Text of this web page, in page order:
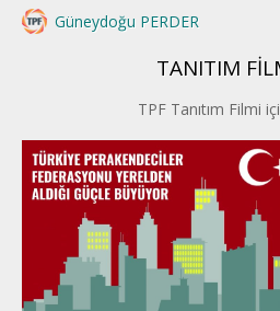
Güneydoğu PERDER
İstanbul PERDER
İpek Yolu PERDER
Kayseri PERDER
Karadeniz Perder
Konya PERDER
TANITIM
TPF Tanıtım Filmi